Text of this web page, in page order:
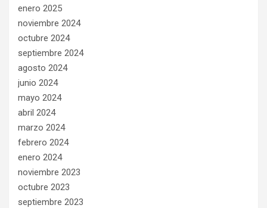
enero 2025
noviembre 2024
octubre 2024
septiembre 2024
agosto 2024
junio 2024
mayo 2024
abril 2024
marzo 2024
febrero 2024
enero 2024
noviembre 2023
octubre 2023
septiembre 2023